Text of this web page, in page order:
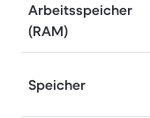
Arbeitsspeicher
(RAM)
Speicher